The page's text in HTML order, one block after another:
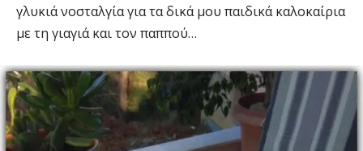
γλυκιά νοσταλγία για τα δικά μου παιδικά καλοκαίρια
με τη γιαγιά και τον παππού…